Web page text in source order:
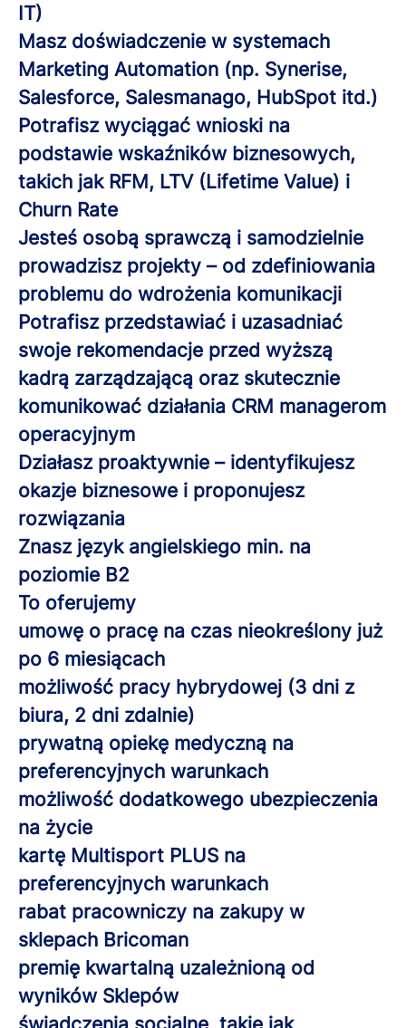
IT)
Masz doświadczenie w systemach
Marketing Automation (np. Synerise,
Salesforce, Salesmanago, HubSpot itd.)
Potrafisz wyciągać wnioski na
podstawie wskaźników biznesowych,
takich jak RFM, LTV (Lifetime Value) i
Churn Rate
Jesteś osobą sprawczą i samodzielnie
prowadzisz projekty – od zdefiniowania
problemu do wdrożenia komunikacji
Potrafisz przedstawiać i uzasadniać
swoje rekomendacje przed wyższą
kadrą zarządzającą oraz skutecznie
komunikować działania CRM managerom
operacyjnym
Działasz proaktywnie – identyfikujesz
okazje biznesowe i proponujesz
rozwiązania
Znasz język angielskiego min. na
poziomie B2
To oferujemy
umowę o pracę na czas nieokreślony już
po 6 miesiącach
możliwość pracy hybrydowej (3 dni z
biura, 2 dni zdalnie)
prywatną opiekę medyczną na
preferencyjnych warunkach
możliwość dodatkowego ubezpieczenia
na życie
kartę Multisport PLUS na
preferencyjnych warunkach
rabat pracowniczy na zakupy w
sklepach Bricoman
premię kwartalną uzależnioną od
wyników Sklepów